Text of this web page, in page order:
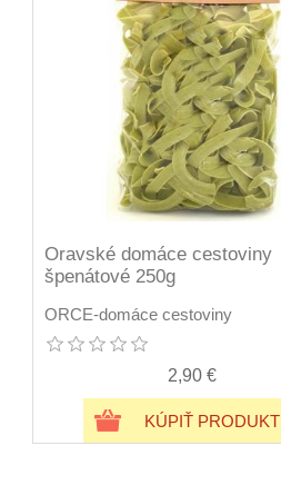
Oravské domáce cestoviny
špenátové 250g
ORCE-domáce cestoviny
2,90 €
KÚPIŤ PRODUKT